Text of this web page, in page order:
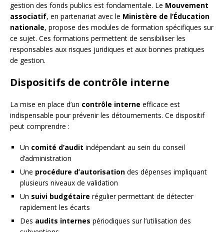
gestion des fonds publics est fondamentale. Le Mouvement
associatif, en partenariat avec le Ministère de l’Éducation
nationale, propose des modules de formation spécifiques sur
ce sujet. Ces formations permettent de sensibiliser les
responsables aux risques juridiques et aux bonnes pratiques
de gestion.
Dispositifs de contrôle interne
La mise en place d’un contrôle interne efficace est
indispensable pour prévenir les détournements. Ce dispositif
peut comprendre :
Un comité d’audit indépendant au sein du conseil
d’administration
Une procédure d’autorisation des dépenses impliquant
plusieurs niveaux de validation
Un suivi budgétaire régulier permettant de détecter
rapidement les écarts
Des audits internes périodiques sur l’utilisation des